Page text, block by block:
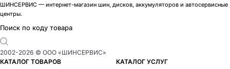
ШИНСЕРВИС — интернет-магазин шин, дисков, аккумуляторов и автосервисные
центры.
Поиск по коду товара
2002-2026 © ООО «ШИНСЕРВИС»
КАТАЛОГ ТОВАРОВ
КАТАЛОГ УСЛУГ